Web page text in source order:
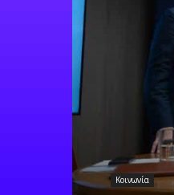
Κοινωνία